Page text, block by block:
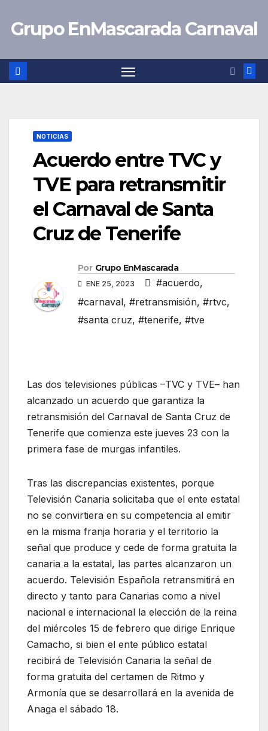
Grupo EnMascarada Carnaval
NOTICIAS
Acuerdo entre TVC y
TVE para retransmitir
el Carnaval de Santa
Cruz de Tenerife
Por Grupo EnMascarada
ENE 25, 2023 #acuerdo,
#carnaval, #retransmisión, #rtvc,
#santa cruz, #tenerife, #tve
Las dos televisiones públicas –TVC y TVE– han
alcanzado un acuerdo que garantiza la
retransmisión del Carnaval de Santa Cruz de
Tenerife que comienza este jueves 23 con la
primera fase de murgas infantiles.
Tras las discrepancias existentes, porque
Televisión Canaria solicitaba que el ente estatal
no se convirtiera en su competencia al emitir
en la misma franja horaria y el territorio la
señal que produce y cede de forma gratuita la
canaria a la estatal, las partes alcanzaron un
acuerdo. Televisión Española retransmitirá en
directo y tanto para Canarias como a nivel
nacional e internacional la elección de la reina
del miércoles 15 de febrero que dirige Enrique
Camacho, si bien el ente público estatal
recibirá de Televisión Canaria la señal de
forma gratuita del certamen de Ritmo y
Armonía que se desarrollará en la avenida de
Anaga el sábado 18.